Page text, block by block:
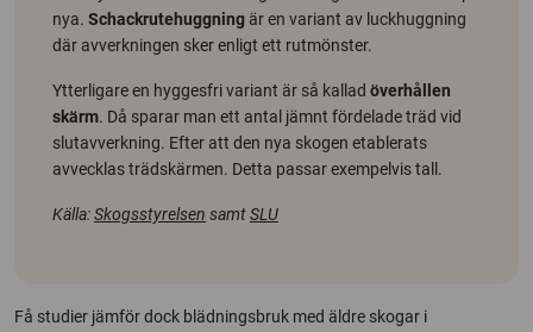
nya. Schackrutehuggningär en variant av luckhuggning
där avverkningen sker enligt ett rutmönster.
Ytterligare en hyggesfri variant är så kallad överhållen
skärm. Då sparar man ett antal jämnt fördelade träd vid
slutavverkning. Efter att den nya skogen etablerats
avvecklas trädskärmen. Detta passar exempelvis tall.
Källa:Skogsstyrelsen samtSLU
Få studier jämför dock blädningsbruk med äldre skogar i